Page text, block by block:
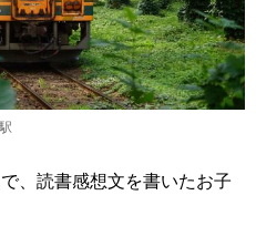
、読書感想文を書いたお子